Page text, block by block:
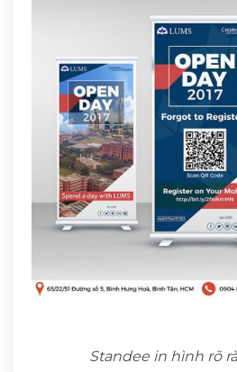
Standee in hình rõ